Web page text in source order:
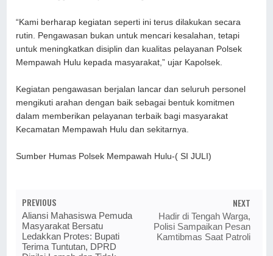
“Kami berharap kegiatan seperti ini terus dilakukan secara
rutin. Pengawasan bukan untuk mencari kesalahan, tetapi
untuk meningkatkan disiplin dan kualitas pelayanan Polsek
Mempawah Hulu kepada masyarakat,” ujar Kapolsek.
Kegiatan pengawasan berjalan lancar dan seluruh personel
mengikuti arahan dengan baik sebagai bentuk komitmen
dalam memberikan pelayanan terbaik bagi masyarakat
Kecamatan Mempawah Hulu dan sekitarnya.
Sumber Humas Polsek Mempawah Hulu-( SI JULI)
PREVIOUS
Aliansi Mahasiswa Pemuda
Masyarakat Bersatu
Ledakkan Protes: Bupati
Terima Tuntutan, DPRD
NEXT
Hadir di Tengah Warga,
Polisi Sampaikan Pesan
Kamtibmas Saat Patroli